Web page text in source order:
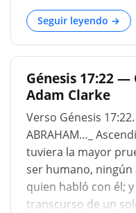
le da suficiente
princesa. Mientras
Dios, más bajos
propios ojos.
rió, era una risa de
Ahora fue que
de Cristo; ahora lo
Abraham, temiendo
abandonado y
una petición en su
en oración para ser
nuestras peticiones.
cuidado y temor,
Seguir leyendo →
Génesis 17:22
Adam Clarke
Verso Génesis 17:22.
ABRAHAM…_
tuviera la mayor
ser humano,
quien habló con él;
transcurso de un